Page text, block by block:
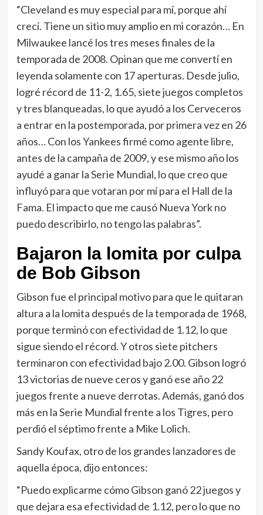
“Cleveland es muy especial para mí, porque ahí
crecí. Tiene un sitio muy amplio en mi corazón… En
Milwaukee lancé los tres meses finales de la
temporada de 2008. Opinan que me convertí en
leyenda solamente con 17 aperturas. Desde julio,
logré récord de 11-2, 1.65, siete juegos completos
y tres blanqueadas, lo que ayudó a los Cerveceros
a entrar en la postemporada, por primera vez en 26
años… Con los Yankees firmé como agente libre,
antes de la campaña de 2009, y ese mismo año los
ayudé a ganar la Serie Mundial, lo que creo que
influyó para que votaran por mí para el Hall de la
Fama. El impacto que me causó Nueva York no
puedo describirlo, no tengo las palabras”.
Bajaron la lomita por culpa
de Bob Gibson
Gibson fue el principal motivo para que le quitaran
altura a la lomita después de la temporada de 1968,
porque terminó con efectividad de 1.12, lo que
sigue siendo el récord. Y otros siete pitchers
terminaron con efectividad bajo 2.00. Gibson logró
13 victorias de nueve ceros y ganó ese año 22
juegos frente a nueve derrotas. Además, ganó dos
más en la Serie Mundial frente a los Tigres, pero
perdió el séptimo frente a Mike Lolich.
Sandy Koufax, otro de los grandes lanzadores de
aquella época, dijo entonces:
“Puedo explicarme cómo Gibson ganó 22 juegos y
que dejara esa efectividad de 1.12, pero lo que no